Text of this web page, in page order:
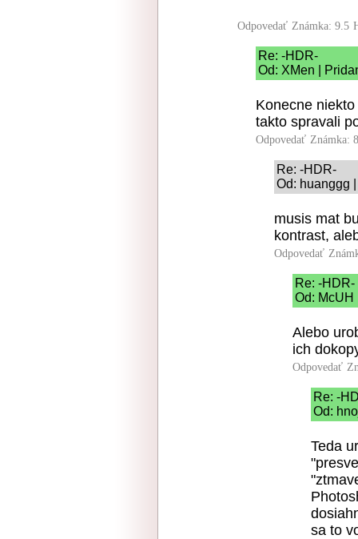
Odpovedať Známka: 9.5
Re: -HDR-
Od: XMen |
Konecne
takto spravali
Odpovedať Známka:
Re: -HDR-
Od: huanggg
musis mat
kontrast,
Odpovedať
Re: -HDR-
Od: McUH
Alebo
ich
Odpovedať
Re: -
Od:
Teda
sa to